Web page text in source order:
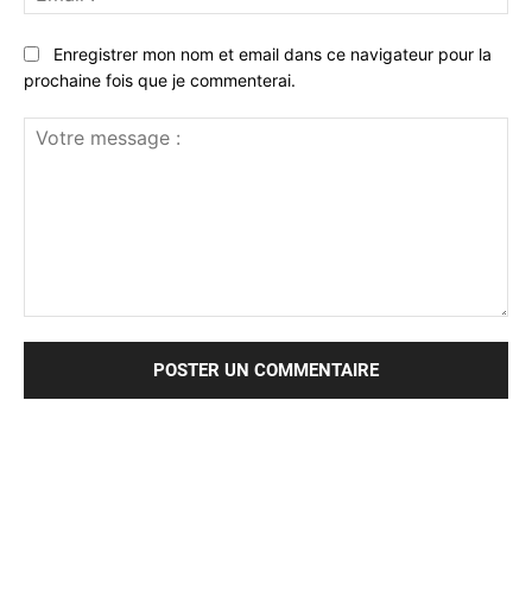
:*
Enregistrer mon nom et email dans ce navigateur pour la
prochaine fois que je commenterai.